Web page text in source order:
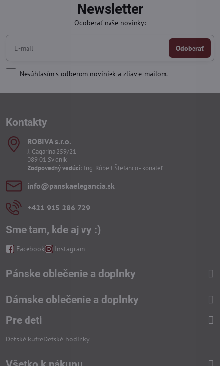
Newsletter
Odoberať naše novinky:
Odoberať
Nesúhlasím s odberom noviniek a zliav e-mailom.
Kontakty
ROBIVA s​.r​.o​.
J. Gagarina 259/21
089 01 Svidník
Zodpovedný vedúci: Ing. Róbert Štefanco - konateľ
info​@panskaelegancia​.sk
+421 915 286 729
Sme tam, kde aj vy :)
Facebook Instagram
Pánske oblečenie a doplnky
Dámske oblečenie a doplnky
Pre deti
Detské kufreDetské hodinky